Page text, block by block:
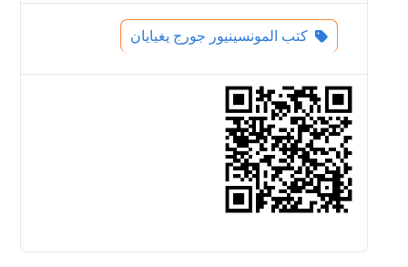
كتب المونسينيور جورج يغيايان